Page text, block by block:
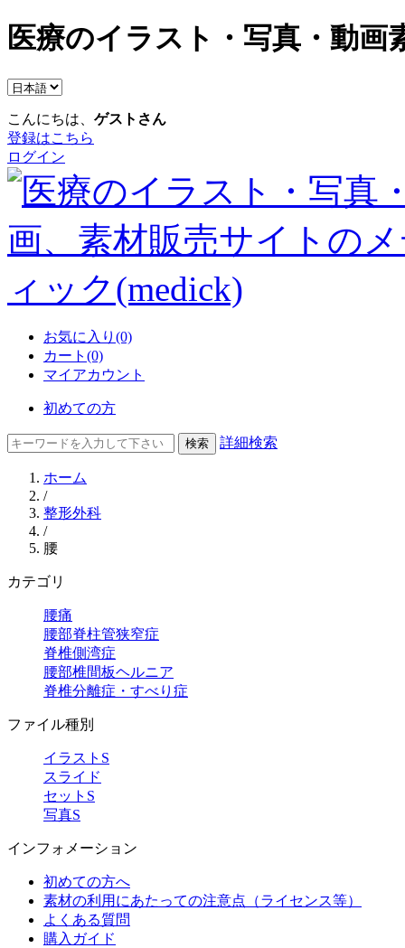
医療のイラスト・写真・動画
こんにちは、 ゲストさん
登録はこちら
ログイン
お気に入り(0)
カート(0)
マイアカウント
初めての方
詳細検索
ホーム
/
整形外科
/
腰
カテゴリ
腰痛
腰部脊柱管狭窄症
脊椎側湾症
腰部椎間板ヘルニア
脊椎分離症・すべり症
ファイル種別
イラストS
スライド
セットS
写真S
インフォメーション
初めての方へ
素材の利用にあたっての注意点（ライセンス等）
よくある質問
購入ガイド